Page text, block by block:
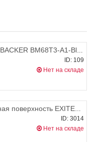
Духовой шкаф BACKER BM68T3-A1-Black
ID: 109
Нет на складе
Газовая варочная поверхность EXITEQ PL 640 STGB(Р)-E
ID: 3014
Нет на складе